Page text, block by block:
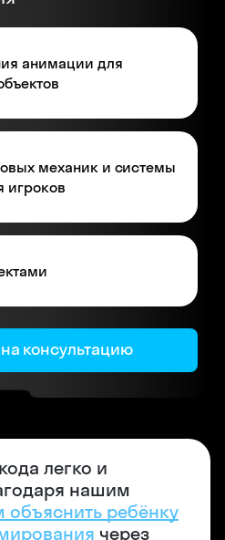
анимации для
механик и системы
игроков
консультацию
легко и
нашим
ребёнку
через